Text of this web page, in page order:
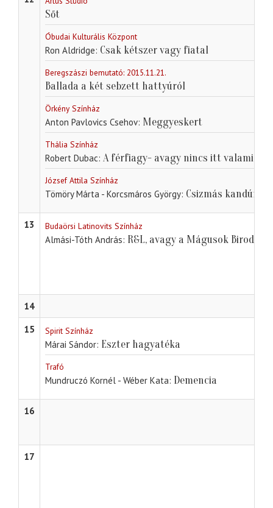
Sőt
Óbudai Kulturális Központ
Ron Aldridge Csak kétszer vagy fiatal
Beregszászi bemutató: 2015.11.21.
Ballada a két sebzett hattyúról
Örkény Színház
Anton Pavlovics Csehov Meggyeskert
Thália Színház
Robert Dubac A férfiagy- avagy nincs itt valami
József Attila Színház
Tömöry Márta - Korcsmáros György Csizmás kandúr
13 Budaörsi Latinovits Színház
Almási-Tóth András R&L, avagy a Mágusok
14
15
Spirit Színház
Márai Sándor Eszter hagyatéka
Trafó
Mundruczó Kornél - Wéber Kata Demencia
16
17